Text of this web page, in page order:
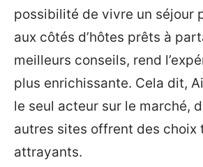
possibilité de vivre un séjour
aux côtés d’hôtes prêts à
meilleurs conseils, rend
plus enrichissante. Cela dit,
le seul acteur sur le marché,
autres sites offrent des choix
attrayants.